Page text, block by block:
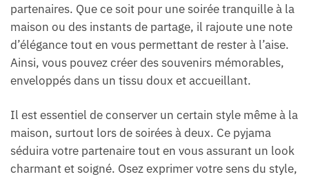
partenaires. Que ce soit pour une soirée tranquille à la
maison ou des instants de partage, il rajoute une note
d’élégance tout en vous permettant de rester à l’aise.
Ainsi, vous pouvez créer des souvenirs mémorables,
enveloppés dans un tissu doux et accueillant.
Il est essentiel de conserver un certain style même à la
maison, surtout lors de soirées à deux. Ce pyjama
séduira votre partenaire tout en vous assurant un look
charmant et soigné. Osez exprimer votre sens du style,